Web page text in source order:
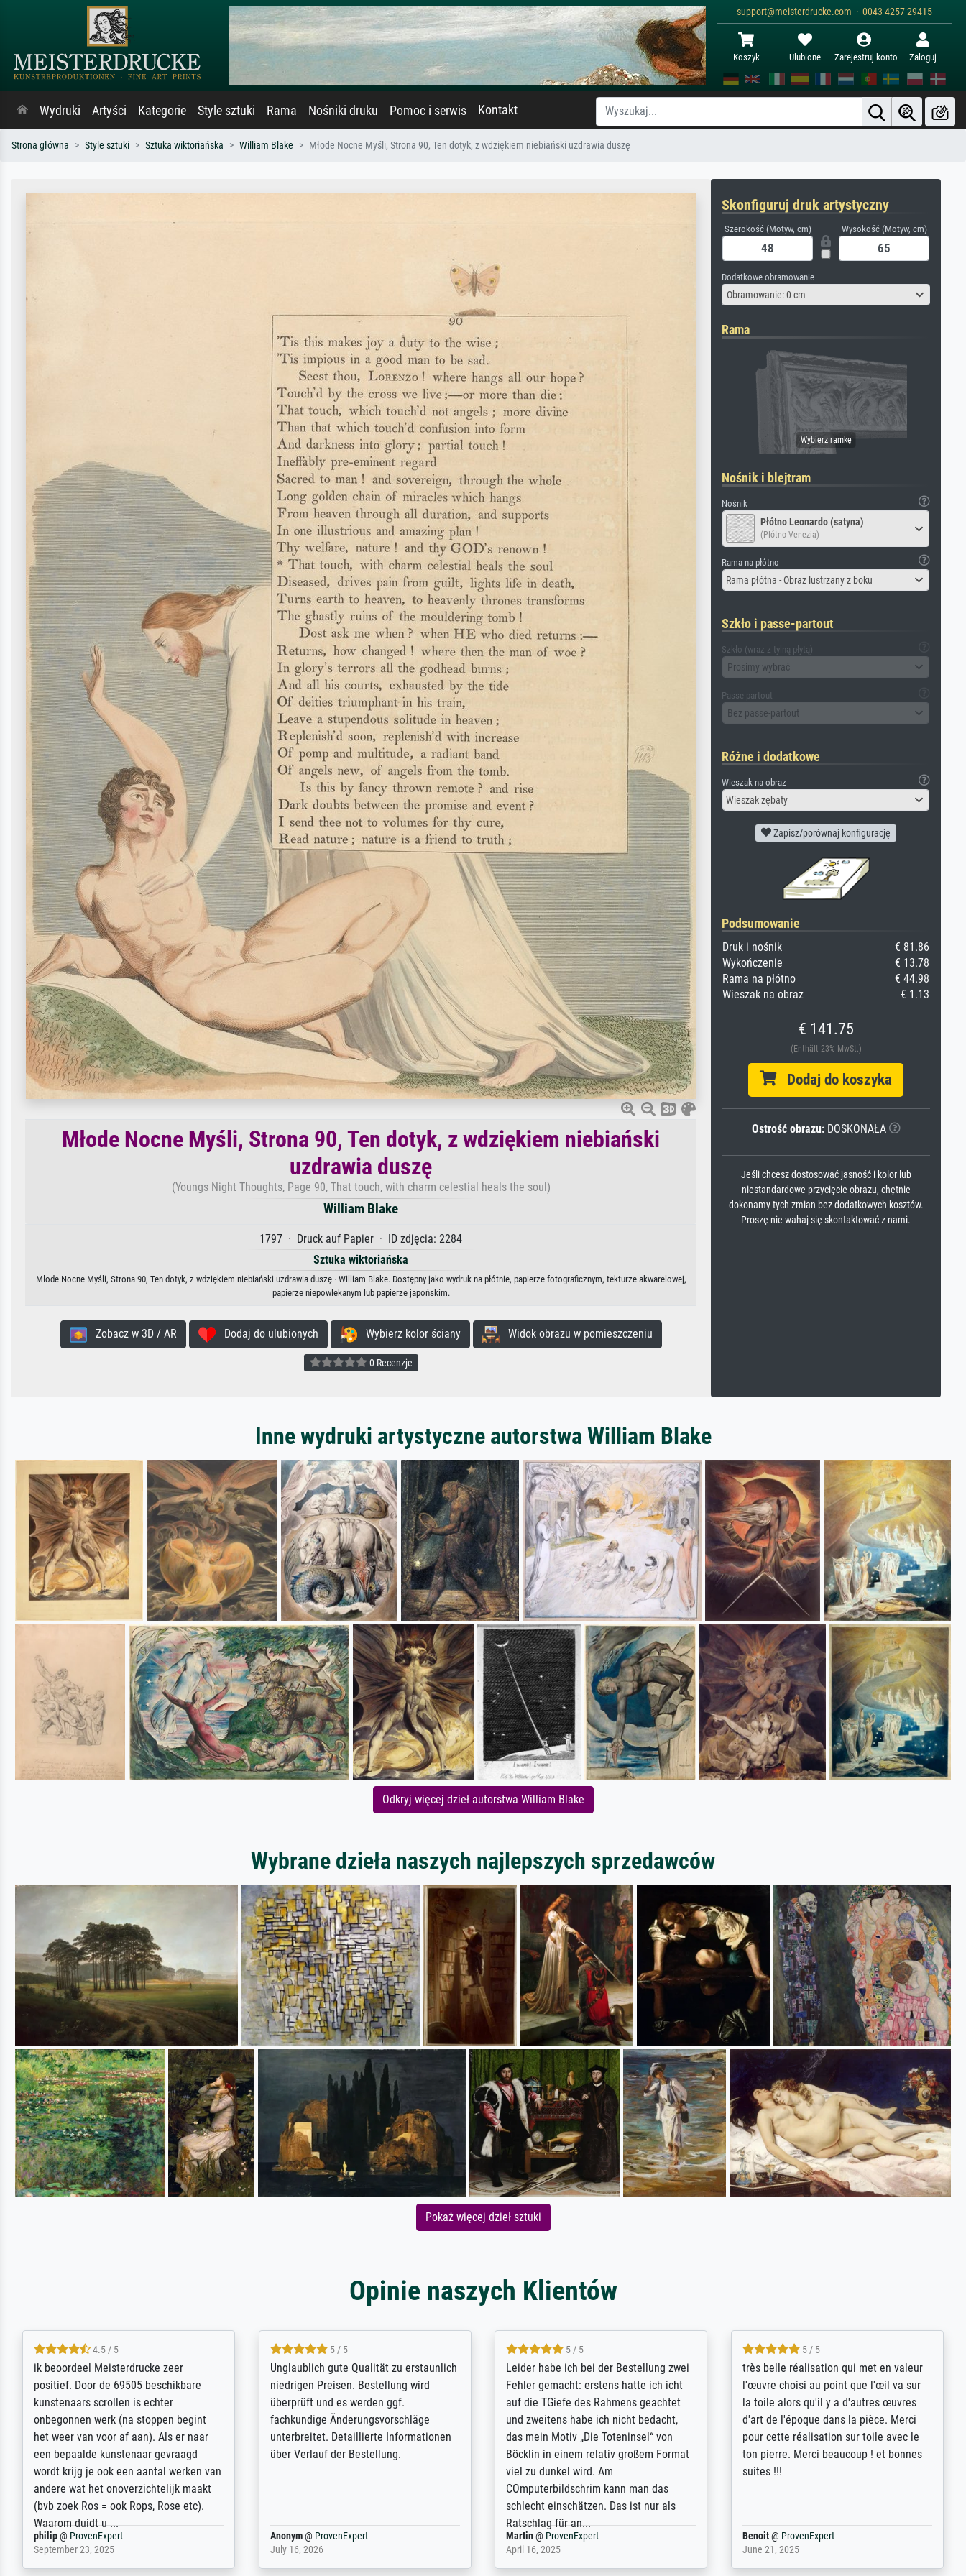
support@meisterdrucke.com · 0043 4257 29415
Koszyk Ulubione Zarejestruj konto Zaloguj
Wydruki Artyści Kategorie Style sztuki Rama Nośniki druku Pomoc i serwis Kontakt
Strona główna Style sztuki Sztuka wiktoriańska William Blake Młode Nocne Myśli, Strona 90, Ten dotyk, z wdziękiem niebiański uzdrawia duszę
Młode Nocne Myśli, Strona 90, Ten dotyk, z wdziękiem niebiański
uzdrawia duszę
(Youngs Night Thoughts, Page 90, That touch, with charm celestial heals the soul)
William Blake
1797 · Druck auf Papier · ID zdjęcia: 2284
Sztuka wiktoriańska
Młode Nocne Myśli, Strona 90, Ten dotyk, z wdziękiem niebiański uzdrawia duszę · William Blake. Dostępny jako wydruk na płótnie, papierze fotograficznym, tekturze akwarelowej,
papierze niepowlekanym lub papierze japońskim.
Zobacz w 3D / AR Dodaj do ulubionych Wybierz kolor ściany Widok obrazu w pomieszczeniu
0 Recenzje
Skonfiguruj druk artystyczny
Szerokość (Motyw, cm) Wysokość (Motyw, cm)
Dodatkowe obramowanie
Obramowanie: 0 cm
Rama
Nośnik i blejtram
Nośnik
Płótno Leonardo (satyna)
(Płótno Venezia)
Rama na płótno
Rama płótna - Obraz lustrzany z boku
Szkło i passe-partout
Szkło (wraz z tylną płytą)
Prosimy wybrać
Passe-partout
Bez passe-partout
Różne i dodatkowe
Wieszak na obraz
Wieszak zębaty
Zapisz/porównaj konfigurację
Podsumowanie
Druk i nośnik
€ 81.86
Wykończenie
€ 13.78
Rama na płótno
€ 44.98
Wieszak na obraz
€ 1.13
€ 141.75
(Enthält 23% MwSt.)
Dodaj do koszyka
Ostrość obrazu:DOSKONAŁA
Jeśli chcesz dostosować jasność i kolor lub
niestandardowe przycięcie obrazu, chętnie
dokonamy tych zmian bez dodatkowych kosztów.
Proszę nie wahaj się skontaktować z nami.
Inne wydruki artystyczne autorstwa William Blake
Odkryj więcej dzieł autorstwa William Blake
Wybrane dzieła naszych najlepszych sprzedawców
Pokaż więcej dzieł sztuki
Opinie naszych Klientów
5 / 5
Die Zufriedenheit ist auch nicht dadurch
getrübt, dass das Bild entgegen einer
angegebenen Lieferanschrift (sollte
eine Überraschung für die normannische
Ehefrau sein zum Hochzeits- gleichzeitig
auch Geburtstag sein) doch nach zu
Hause zugestellt wurde.
Jürgen@ProvenExpert
April 22, 2026
5 / 5
Excellent / Highly recommended. The
selection, ordering and payment process
were easy, shipping was efficient and
the item itself exceeds expectations. I
am based in the UK and found the site
searching for a specific print - I am very
SJL@ProvenExpert
December 2, 2025
5 / 5
The team at Meisterdrucke strives to
meet its clients demands, and provides
expert advice on how to obtain the best
results for the prints requested by the
client. The company has a vast
repertoire of prints to choose from, and
will provide excellent service also with
regards to prints which are not in that
repertoire. Highly recommended!
Anonym@ProvenExpert
April 22, 2026
5 / 5
eine große Auswahl an Bildern und
deren Reproduktionsmöglichkeiten;
wurde sehr gut durch die einzelnen
Bestellkriterien geführt, verständliche
Erklärungen, z.B. mit Bilddarstellungen,
werde auf jeden Fall meine guten
Erfahrungen weitergeben.
Anonym@ProvenExpert
May 13, 2026